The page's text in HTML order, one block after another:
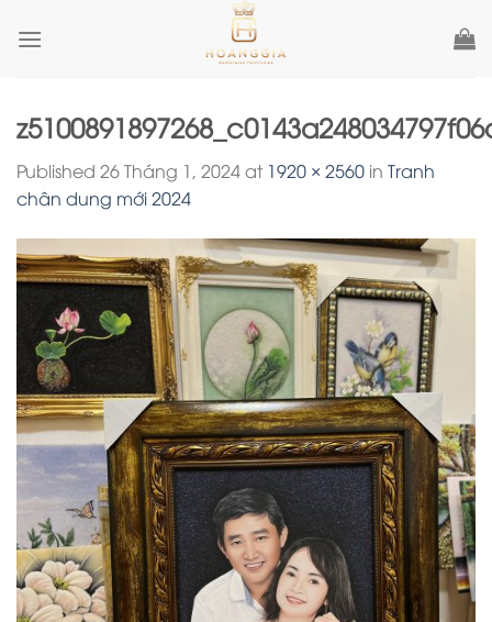
Published 26 Tháng 1, 2024at 1920 × 2560 in Tranh
chân dung mới 2024